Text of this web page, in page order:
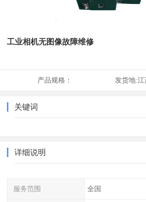
工业相机无图像故障维修
产品规格： 发货地:江
关键词
详细说明
服务范围 全国